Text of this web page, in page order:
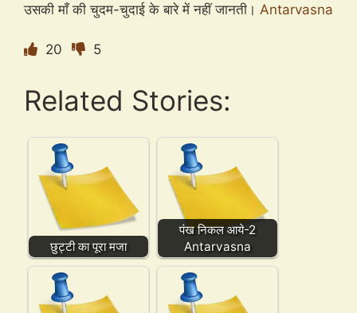
उसकी माँ की चुदम-चुदाई के बारे में नहीं जानती। Antarvasna
20 5
Related Stories:
छुट्टी का पूरा मजा
पंख निकल आये-2
Antarvasna